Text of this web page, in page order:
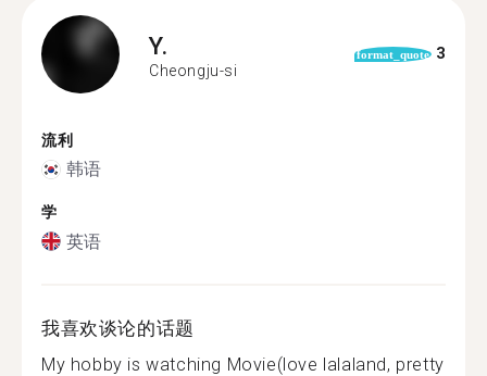
Y.
Cheongju-si
format_quote 3
流利
韩语
学
英语
我喜欢谈论的话题
My hobby is watching Movie(love lalaland, pretty